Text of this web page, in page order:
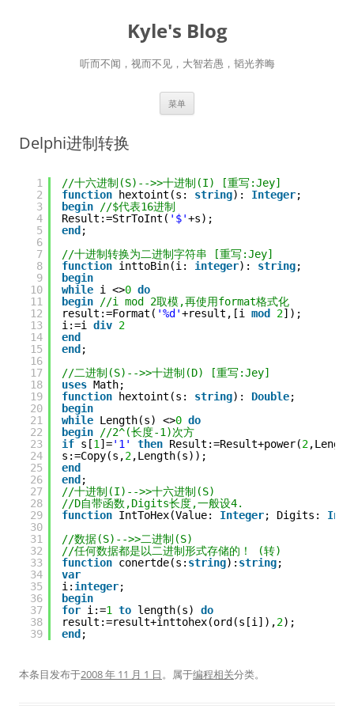
Kyle's Blog
听而不闻，视而不见，大智若愚，韬光养晦
菜单
Delphi进制转换
1
2
3
4
5
6
7
8
9
10
11
12
13
14
15
16
17
18
19
20
21
22
23
24
25
26
27
28
29
30
31
32
33
34
35
36
37
38
39
//十六进制(S)-->>十进制(I) [重写:Jey]
function
hextoint(s: string): Integer;
begin
//$代表16进制
Result:=StrToInt( '$'+s);
end ;
//十进制转换为二进制字符串 [重写:Jey]
function inttoBin(i: integer): string;
begin
while i <>0 do
begin
//i mod 2取模,再使用format格式化
result:=Format( '%d'+result,[i mod 2]);
i:=i div 2
end
end ;
//二进制(S)-->>十进制(D) [重写:Jey]
uses Math;
function
hextoint(s: string): Double;
begin
while Length(s) <>0 do
begin
//2^(长度-1)次方
if s[1 ]='1' then Result:=Result+power(2
s:=Copy(s,2,Length(s));
end
end ;
//十进制(I)-->>十六进制(S)
//D自带函数,Digits长度,一般设4.
function IntToHex(Value: Integer; Digits:
//数据(S)-->>二进制(S)
//任何数据都是以二进制形式存储的！ (转)
function conertde(s: string): string;
var
i: integer;
begin
for i:=1 to length(s) do
result:=result+inttohex(ord(s[i]),2);
end ;
本条目发布于2008 年 11 月 1 日。属于编程相关分类。